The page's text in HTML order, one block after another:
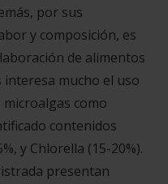
por sus
y composición, es
de alimentos
mucho el uso
como
contenidos
y Chlorella (15-20%).
presentan